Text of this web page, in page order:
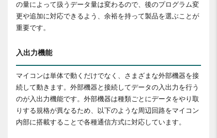
の量によって扱うデータ量は変わるので、後のプログラム変
更や追加に対応できるよう、余裕を持って製品を選ぶことが
重要です。
入出力機能
マイコンは単体で動くだけでなく、さまざまな外部機器を接
続して動きます。外部機器と接続してデータの入出力を行う
のが入出力機能です。外部機器は種類ごとにデータをやり取
りする規格が異なるため、以下のような周辺回路をマイコン
内部に搭載することで各種通信方式に対応しています。